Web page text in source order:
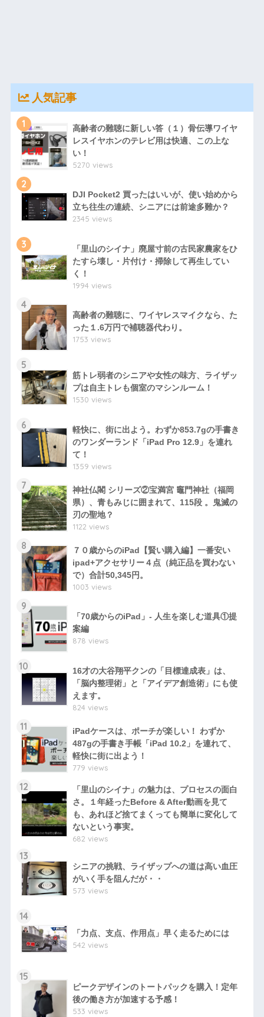
人気記事
1
高齢者の難聴に新しい答（１）骨伝導ワイヤ
レスイヤホンのテレビ用は快適、この上な
い！
5270 views
2
DJI Pocket2 買ったはいいが、使い始めから
立ち往生の連続、シニアには前途多難か？
2345 views
3
「里山のシイナ」廃屋寸前の古民家農家をひ
たすら壊し・片付け・掃除して再生してい
く！
1994 views
4
高齢者の難聴に、ワイヤレスマイクなら、た
った１.6万円で補聴器代わり。
1753 views
5
筋トレ弱者のシニアや女性の味方、ライザッ
プは自主トレも個室のマシンルーム！
1530 views
6
軽快に、街に出よう。わずか853.7gの手書き
のワンダーランド「iPad Pro 12.9」を連れ
て！
1359 views
7
神社仏閣 シリーズ②宝満宮 竈門神社（福岡
県）、青もみじに囲まれて、115段 。鬼滅の
刃の聖地？
1122 views
8
７０歳からのiPad【賢い購入編】一番安い
ipad+アクセサリー４点（純正品を買わない
で）合計50,345円。
1003 views
9
「70歳からのiPad」- 人生を楽しむ道具①提
案編
878 views
10
16才の大谷翔平クンの「目標達成表」は、
「脳内整理術」と「アイデア創造術」にも使
えます。
824 views
11
iPadケースは、ポーチが楽しい！ わずか
487gの手書き手帳「iPad 10.2」を連れて、
軽快に街に出よう！
779 views
12
「里山のシイナ」の魅力は、プロセスの面白
さ。１年経ったBefore & After動画を見て
も、あれほど捨てまくっても簡単に変化して
ないという事実。
682 views
13
シニアの挑戦、ライザップへの道は高い血圧
がいく手を阻んだが・・
573 views
14
「力点、支点、作用点」早く走るためには
542 views
15
ピークデザインのトートパックを購入！定年
後の働き方が加速する予感！
533 views